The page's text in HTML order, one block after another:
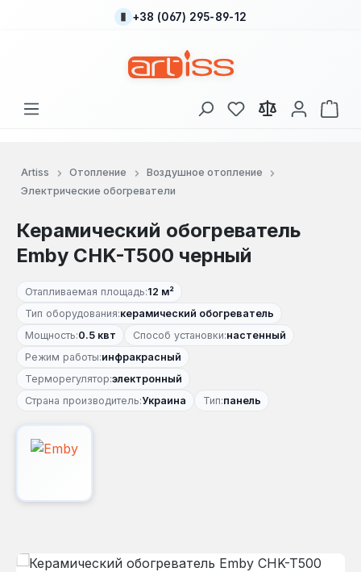
Перейти к основному содержанию
+38 (067) 295-89-12
У вас есть товары
В
Artiss Отопление
Воздушное отопление
Электрические обогреватели
Керамический обогреватель
Emby CHK-T500 черный
Отапливаемая площадь:12 м²
Тип оборудования:керамический обогреватель
Мощность:0.5 квт Способ установки:настенный
Режим работы:инфракрасный
Терморегулятор:электронный
Страна производитель:Украина Тип:панель
Пропустить галерею изображений